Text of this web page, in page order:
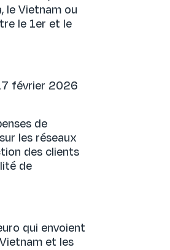
le Vietnam ou
le 1er et le
février 2026
de
les réseaux
des clients
de
qui envoient
et les